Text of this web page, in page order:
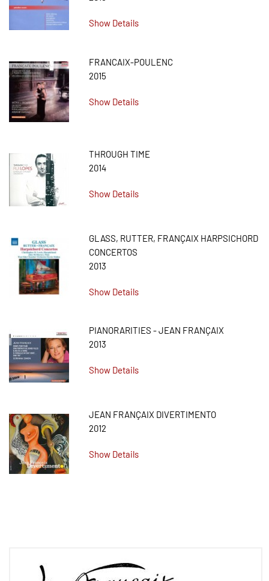
Show Details
FRANCAIX-POULENC
2015
Show Details
THROUGH TIME
2014
Show Details
GLASS, RUTTER, FRANÇAIX HARPSICHORD
CONCERTOS
2013
Show Details
PIANORARITIES - JEAN FRANÇAIX
2013
Show Details
JEAN FRANÇAIX DIVERTIMENTO
2012
Show Details